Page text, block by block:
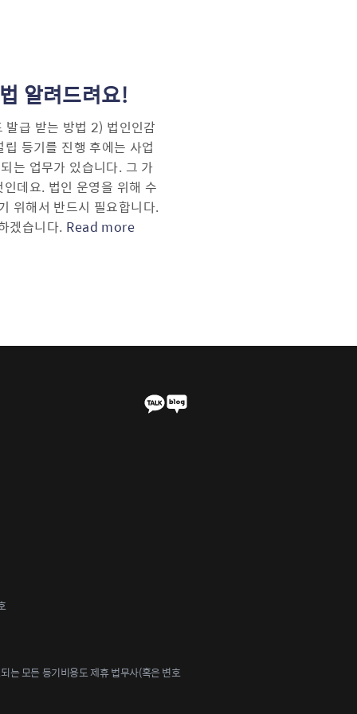
알려드려요!
급 받는 방법 2) 법인인감
등기를 진행 후에는 사업
는 업무가 있습니다. 그 가
데요. 법인 운영을 위해 수
위해서 반드시 필요합니다.
겠습니다. Read more
는 모든 등기비용도 제휴 법무사(혹은 변호